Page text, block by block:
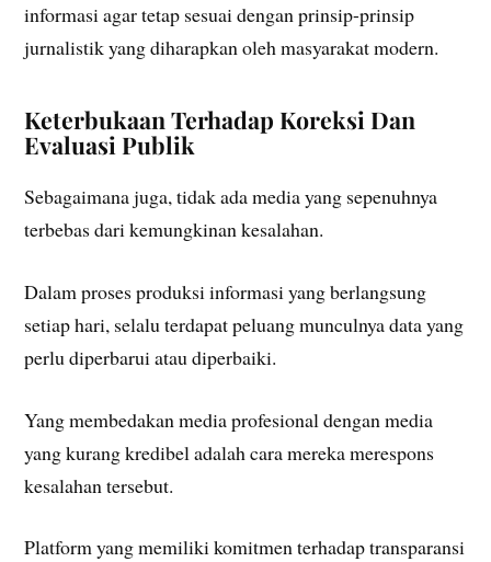
informasi agar tetap sesuai dengan prinsip-prinsip
jurnalistik yang diharapkan oleh masyarakat modern.
Keterbukaan Terhadap Koreksi Dan
Evaluasi Publik
Sebagaimana juga, tidak ada media yang sepenuhnya
terbebas dari kemungkinan kesalahan.
Dalam proses produksi informasi yang berlangsung
setiap hari, selalu terdapat peluang munculnya data yang
perlu diperbarui atau diperbaiki.
Yang membedakan media profesional dengan media
yang kurang kredibel adalah cara mereka merespons
kesalahan tersebut.
Platform yang memiliki komitmen terhadap transparansi